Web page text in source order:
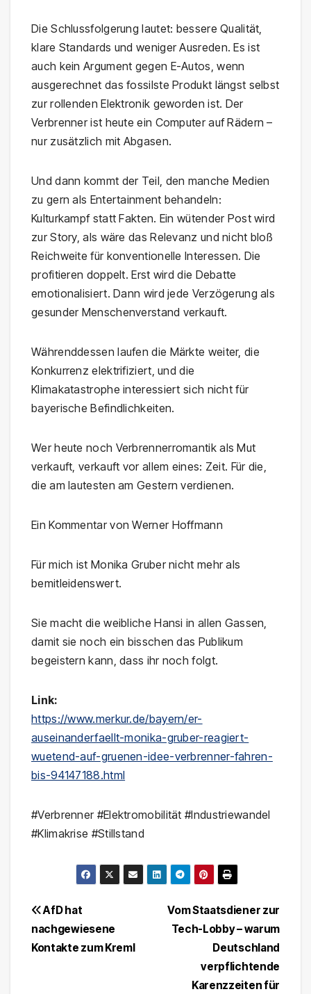
Die Schlussfolgerung lautet: bessere Qualität,
klare Standards und weniger Ausreden. Es ist
auch kein Argument gegen E-Autos, wenn
ausgerechnet das fossilste Produkt längst selbst
zur rollenden Elektronik geworden ist. Der
Verbrenner ist heute ein Computer auf Rädern –
nur zusätzlich mit Abgasen.
Und dann kommt der Teil, den manche Medien
zu gern als Entertainment behandeln:
Kulturkampf statt Fakten. Ein wütender Post wird
zur Story, als wäre das Relevanz und nicht bloß
Reichweite für konventionelle Interessen. Die
profitieren doppelt. Erst wird die Debatte
emotionalisiert. Dann wird jede Verzögerung als
gesunder Menschenverstand verkauft.
Währenddessen laufen die Märkte weiter, die
Konkurrenz elektrifiziert, und die
Klimakatastrophe interessiert sich nicht für
bayerische Befindlichkeiten.
Wer heute noch Verbrennerromantik als Mut
verkauft, verkauft vor allem eines: Zeit. Für die,
die am lautesten am Gestern verdienen.
Ein Kommentar von Werner Hoffmann
Für mich ist Monika Gruber nicht mehr als
bemitleidenswert.
Sie macht die weibliche Hansi in allen Gassen,
damit sie noch ein bisschen das Publikum
begeistern kann, dass ihr noch folgt.
Link:
https://www.merkur.de/bayern/er-
auseinanderfaellt-monika-gruber-reagiert-
wuetend-auf-gruenen-idee-verbrenner-fahren-
bis-94147188.html
#Verbrenner #Elektromobilität #Industriewandel
#Klimakrise #Stillstand
Beitragsnavigation
Vom Staatsdiener zur
Tech-Lobby – warum
Deutschland
verpflichtende
Karenzzeiten für
AfD hat
nachgewiesene
Kontakte zum Kreml